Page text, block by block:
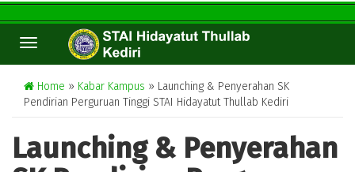
TOGGLE
NAVIGATION
Home » Kabar Kampus » Launching & Penyerahan SK
Pendirian Perguruan Tinggi STAI Hidayatut Thullab Kediri
Launching & Penyerahan